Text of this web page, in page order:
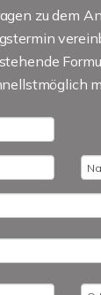
zu dem